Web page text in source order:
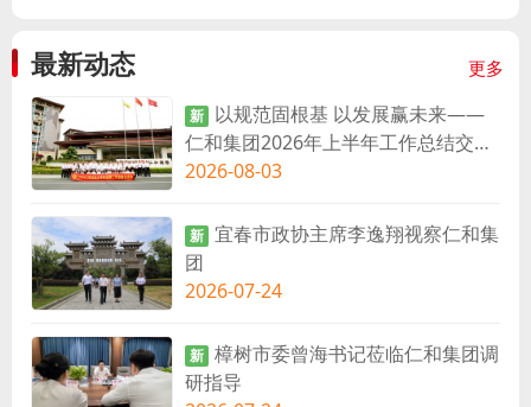
最新动态 更多
新 以规范固根基 以发展赢未来——
仁和集团2026年上半年工作总结交流
会在珠海召开
2026-08-03
新 宜春市政协主席李逸翔视察仁和集
团
2026-07-24
新 樟树市委曾海书记莅临仁和集团调
研指导